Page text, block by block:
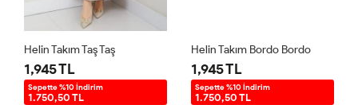
Helin Takım Taş Taş
1,945 TL
Sepette %10 İndirim
1.750,50 TL
Helin Takım Bordo Bordo
1,945 TL
Sepette %10 İndirim
1.750,50 TL